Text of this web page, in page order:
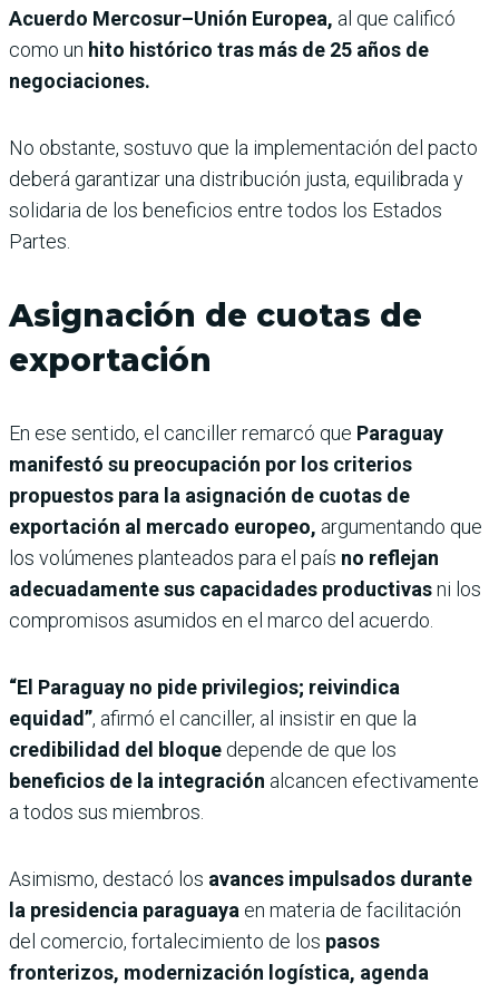
Acuerdo Mercosur–Unión Europea, al que calificó
como un hito histórico tras más de 25 años de
negociaciones.
No obstante, sostuvo que la implementación del pacto
deberá garantizar una distribución justa, equilibrada y
solidaria de los beneficios entre todos los Estados
Partes.
Asignación de cuotas de
exportación
En ese sentido, el canciller remarcó que Paraguay
manifestó su preocupación por los criterios
propuestos para la asignación de cuotas de
exportación al mercado europeo, argumentando que
los volúmenes planteados para el país no reflejan
adecuadamente sus capacidades productivasni los
compromisos asumidos en el marco del acuerdo.
“El Paraguay no pide privilegios; reivindica
equidad”, afirmó el canciller, al insistir en que la
credibilidad del bloque depende de que los
beneficios de la integración alcancen efectivamente
a todos sus miembros.
Asimismo, destacó los avances impulsados durante
la presidencia paraguaya en materia de facilitación
del comercio, fortalecimiento de los pasos
fronterizos, modernización logística, agenda